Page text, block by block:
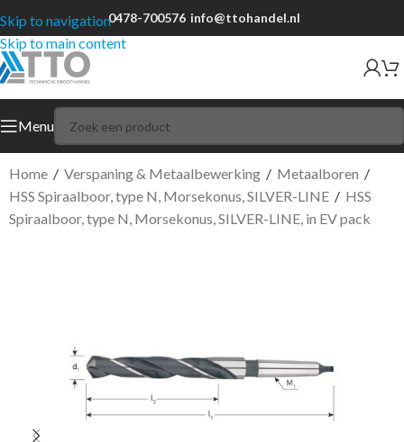
Skip to navigation
Skip to main content
0478-700576 info@ttohandel.nl
Menu
Home / Verspaning & Metaalbewerking / Metaalboren /
HSS Spiraalboor, type N, Morsekonus, SILVER-LINE / HSS
Spiraalboor, type N, Morsekonus, SILVER-LINE, in EV pack